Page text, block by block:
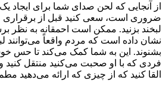
از آنجایی که لحن صدای شما برای ایجاد
ضروری است، سعی کنید قبل از برقراری
لبخند بزنید. ممکن است احمقانه به نظر
نشان داده است که مردم واقعاً می‌توانند
بشنوند. این به شما کمک می‌کند تا حس
فردی که با او صحبت می‌کنید منتقل کنید
القا کنید که از چیزی که ارائه می‌دهید